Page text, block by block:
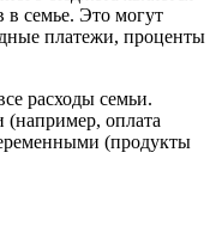
в семье. Это могут
платежи, проценты
расходы семьи.
оплата
(продукты